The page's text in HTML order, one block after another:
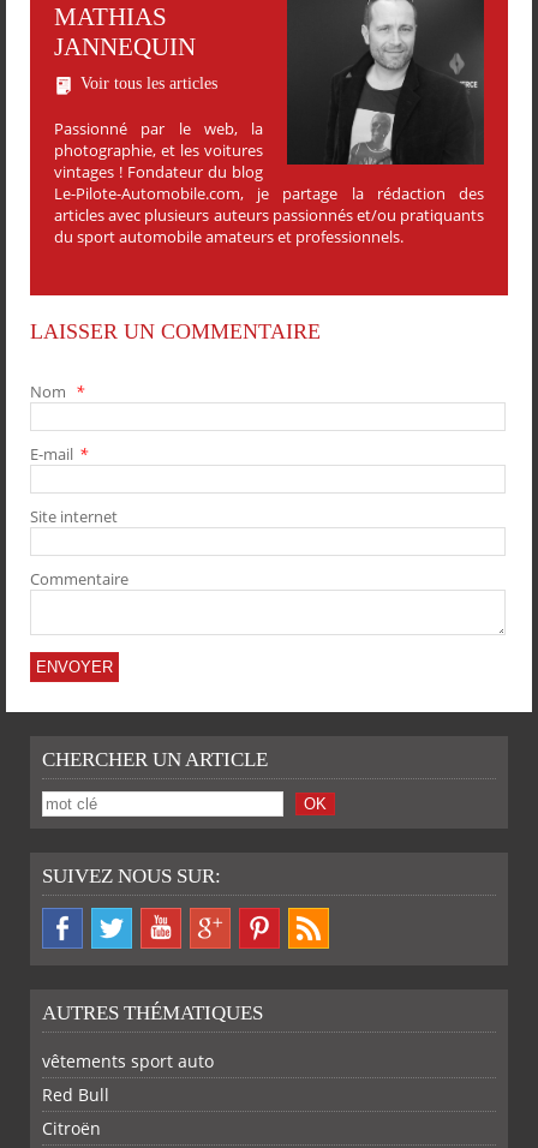
MATHIAS
JANNEQUIN
Voir tous les articles
Passionné par le web, la
photographie, et les voitures
vintages ! Fondateur du blog
Le-Pilote-Automobile.com, je partage la rédaction des
articles avec plusieurs auteurs passionnés et/ou pratiquants
du sport automobile amateurs et professionnels.
LAISSER UN COMMENTAIRE
Nom *
E-mail *
Site internet
Commentaire
CHERCHER UN ARTICLE
SUIVEZ NOUS SUR:
AUTRES THÉMATIQUES
vêtements sport auto
Red Bull
Citroën